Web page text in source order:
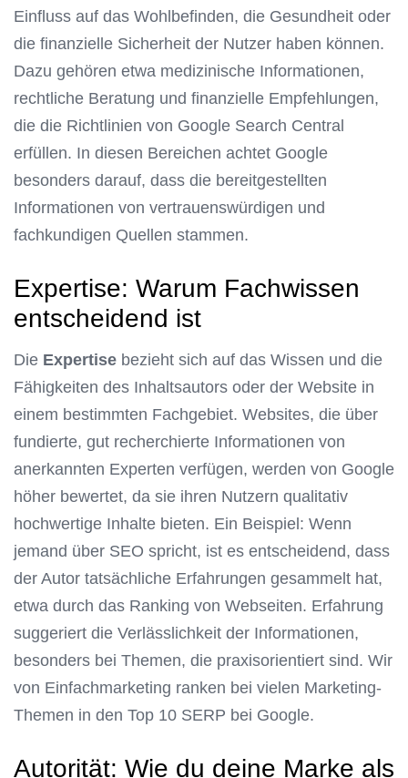
Einfluss auf das Wohlbefinden, die Gesundheit oder
die finanzielle Sicherheit der Nutzer haben können.
Dazu gehören etwa medizinische Informationen,
rechtliche Beratung und finanzielle Empfehlungen,
die die Richtlinien von Google Search Central
erfüllen. In diesen Bereichen achtet Google
besonders darauf, dass die bereitgestellten
Informationen von vertrauenswürdigen und
fachkundigen Quellen stammen.
Expertise: Warum Fachwissen
entscheidend ist
Die Expertise bezieht sich auf das Wissen und die
Fähigkeiten des Inhaltsautors oder der Website in
einem bestimmten Fachgebiet. Websites, die über
fundierte, gut recherchierte Informationen von
anerkannten Experten verfügen, werden von Google
höher bewertet, da sie ihren Nutzern qualitativ
hochwertige Inhalte bieten. Ein Beispiel: Wenn
jemand über SEO spricht, ist es entscheidend, dass
der Autor tatsächliche Erfahrungen gesammelt hat,
etwa durch das Ranking von Webseiten. Erfahrung
suggeriert die Verlässlichkeit der Informationen,
besonders bei Themen, die praxisorientiert sind. Wir
von Einfachmarketing ranken bei vielen Marketing-
Themen in den Top 10 SERP bei Google.
Autorität: Wie du deine Marke als